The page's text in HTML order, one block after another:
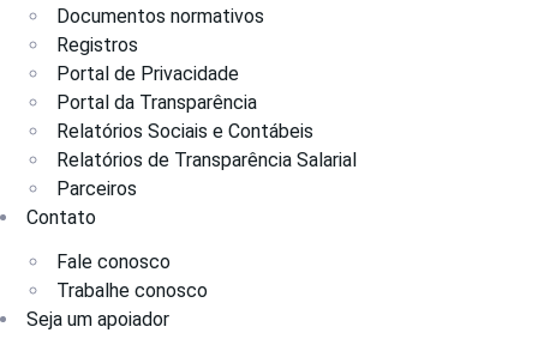
Documentos normativos
Registros
Portal de Privacidade
Portal da Transparência
Relatórios Sociais e Contábeis
Relatórios de Transparência Salarial
Parceiros
Contato
Fale conosco
Trabalhe conosco
Seja um apoiador